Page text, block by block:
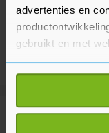
advertenties en
gebruikt en met
Als u het toestaat,
Informatie
locatie, die tot
Uw